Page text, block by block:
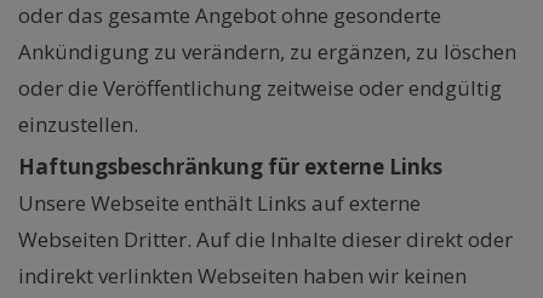
oder das gesamte Angebot ohne gesonderte
Ankündigung zu verändern, zu ergänzen, zu löschen
oder die Veröffentlichung zeitweise oder endgültig
einzustellen.
Haftungsbeschränkung für externe Links
Unsere Webseite enthält Links auf externe
Webseiten Dritter. Auf die Inhalte dieser direkt oder
indirekt verlinkten Webseiten haben wir keinen